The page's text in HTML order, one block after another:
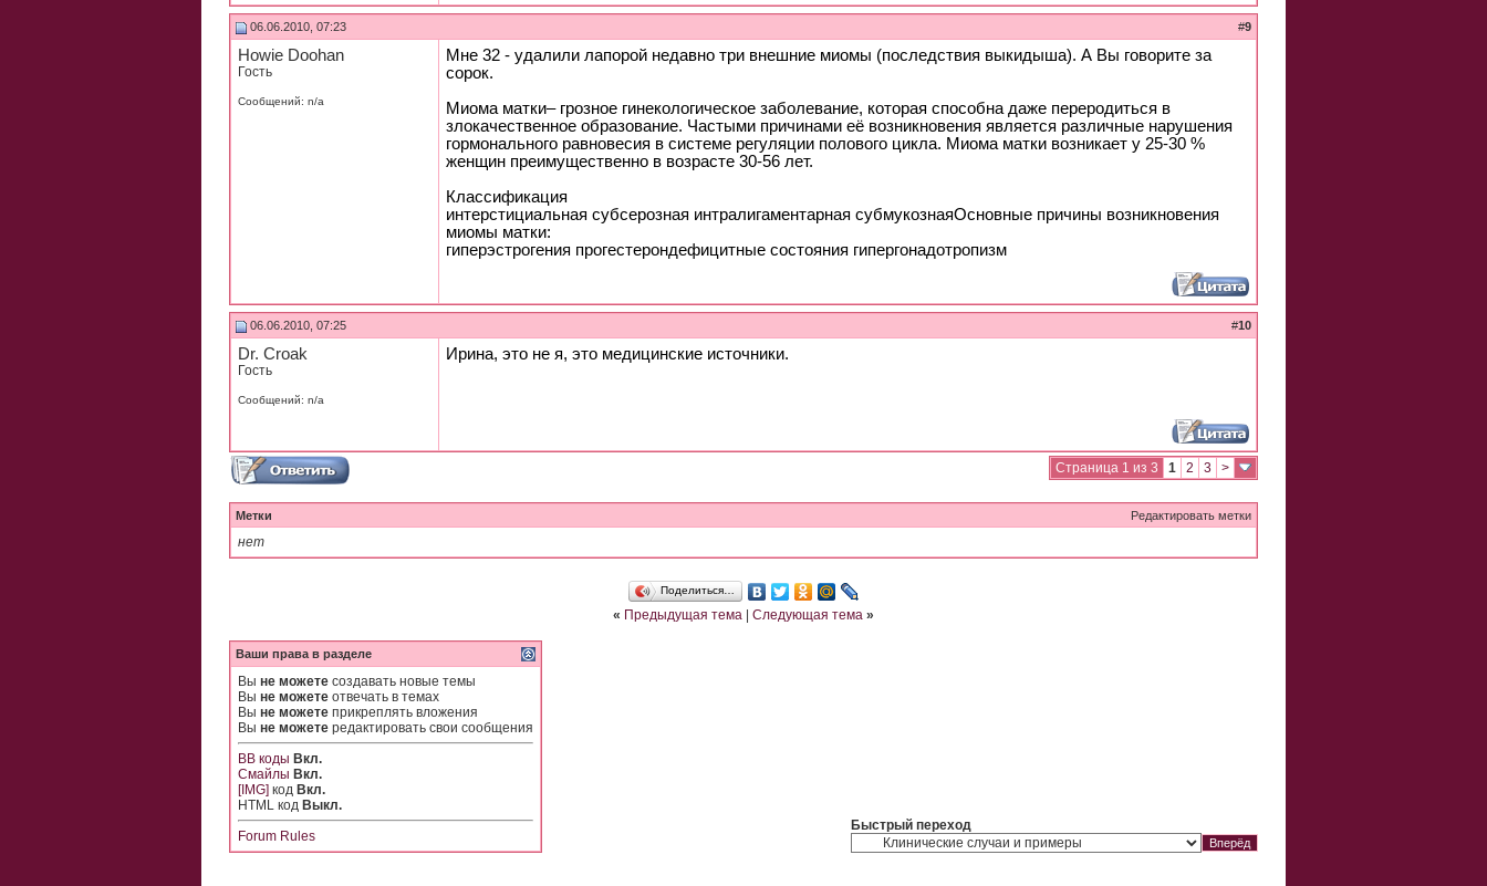
06.06.2010, 07:23 #9
Howie Doohan
Гость
Сообщений: n/a
Мне 32 - удалили лапорой недавно три внешние миомы (последствия выкидыша). А Вы говорите за
сорок.
Миома матки– грозное гинекологическое заболевание, которая способна даже переродиться в
злокачественное образование. Частыми причинами её возникновения является различные нарушения
гормонального равновесия в системе регуляции полового цикла. Миома матки возникает у 25-30 %
женщин преимущественно в возрасте 30-56 лет.
Классификация
интерстициальная субсерозная интралигаментарная субмукознаяОсновные причины возникновения
миомы матки:
гиперэстрогения прогестерондефицитные состояния гипергонадотропизм
06.06.2010, 07:25 #10
Dr. Croak
Гость
Сообщений: n/a
Ирина, это не я, это медицинские источники.
Страница 1 из 3 1 2 3 >
Редактировать метки
Метки
нет
Поделиться…
« Предыдущая тема Следующая тема »
Ваши права в разделе
Вы не можете создавать новые темы
Вы не можете отвечать в темах
Вы не можете прикреплять вложения
Вы не можете редактировать свои сообщения
BB коды Вкл.
Смайлы Вкл.
[IMG] код Вкл.
HTML код Выкл.
Forum Rules
Быстрый переход